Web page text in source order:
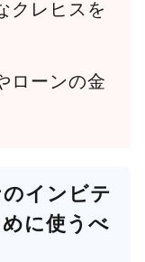
クレヒスを
ローンの金
インビテ
に使うべ